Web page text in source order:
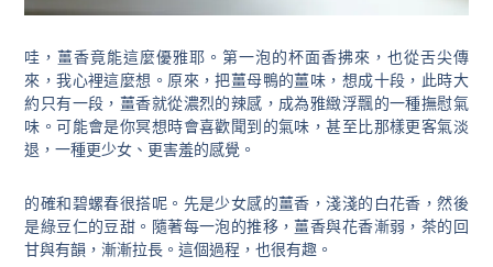
哇，薑香竟能這麼優雅耶。第一泡的杯面香拂來，也從舌尖傳
來，我心裡這麼想。原來，把薑母鴨的薑味，想成十段，此時大
約只有一段，薑香就從濃烈的辣感，成為雅緻浮飄的一種撫慰氣
味。可能會是你冥想時會喜歡聞到的氣味，甚至比那樣更客氣淡
退，一種更少女、更害羞的感覺。
的確和碧螺春很搭呢。先是少女感的薑香，淺淺的白花香，然後
是綠豆仁的豆甜。隨著每一泡的推移，薑香與花香漸弱，茶的回
甘與有韻，漸漸拉長。這個過程，也很有趣。